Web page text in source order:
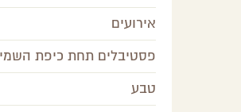
אירועים
פסטיבלים תחת כיפת
טבע